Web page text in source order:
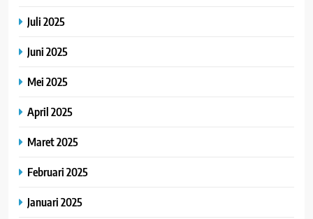
Juli 2025
Juni 2025
Mei 2025
April 2025
Maret 2025
Februari 2025
Januari 2025